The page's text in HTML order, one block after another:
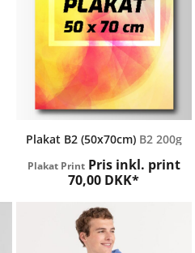
Nemprint
Plakat B2 (50x70cm) B2 200g
Plakat PrintPris inkl. print
70,00 DKK*